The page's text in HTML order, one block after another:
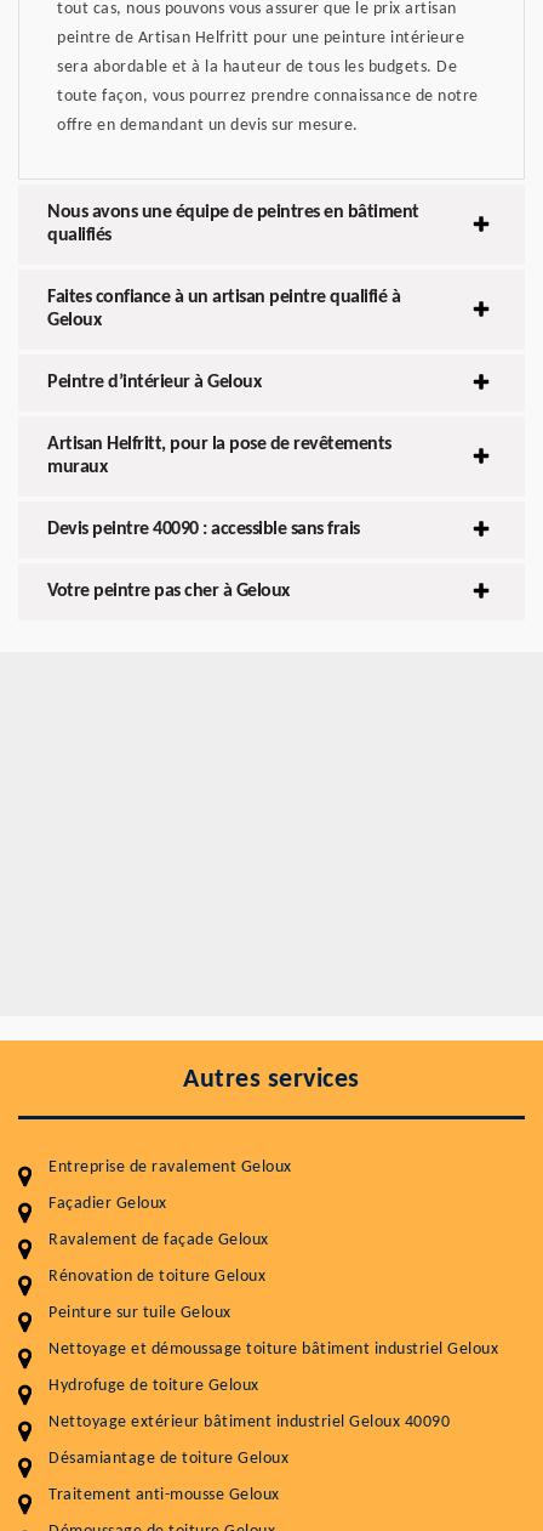
tout cas, nous pouvons vous assurer que le prix artisan
peintre de Artisan Helfritt pour une peinture intérieure
sera abordable et à la hauteur de tous les budgets. De
toute façon, vous pourrez prendre connaissance de notre
offre en demandant un devis sur mesure.
Nous avons une équipe de peintres en bâtiment
qualifiés
Faites confiance à un artisan peintre qualifié à
Geloux
Peintre d’intérieur à Geloux
Artisan Helfritt, pour la pose de revêtements
muraux
Devis peintre 40090 : accessible sans frais
Votre peintre pas cher à Geloux
Autres services
Entreprise de ravalement Geloux
Façadier Geloux
Ravalement de façade Geloux
Rénovation de toiture Geloux
Peinture sur tuile Geloux
Nettoyage et démoussage toiture bâtiment industriel Geloux
Hydrofuge de toiture Geloux
Nettoyage extérieur bâtiment industriel Geloux 40090
Désamiantage de toiture Geloux
Traitement anti-mousse Geloux
Entretenir votre toiture, c'est préserver sa
durabilité
Plus de 15 ans d'expérience en couverture et facade
Service
Nettoyageb toiture
Démoussage toiture
Traitement hydrofuge toiture